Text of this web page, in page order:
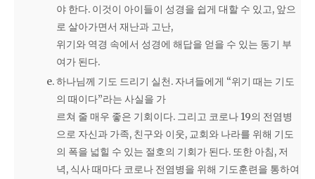
야 한다. 이것이 아이들이 성경을 쉽게 대할 수 있고, 앞으
로 살아가면서 재난과 고난,
위기와 역경 속에서 성경에 해답을 얻을 수 있는 동기 부
여가 된다.
하나님께 기도 드리기 실천. 자녀들에게 “위기 때는 기도
의 때이다”라는 사실을 가
르쳐 줄 매우 좋은 기회이다. 그리고 코로나 19의 전염병
으로 자신과 가족, 친구와 이웃, 교회와 나라를 위해 기도
의 폭을 넓힐 수 있는 절호의 기회가 된다. 또한 아침, 저
녁, 식사 때마다 코로나 전염병을 위해 기도훈련을 통하여